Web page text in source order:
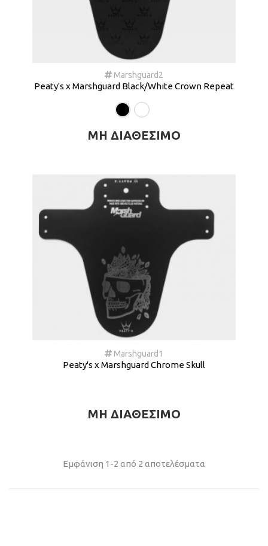
Marshguard2
Peaty's x Marshguard Black/White Crown Repeat
ΜΗ ΔΙΑΘΈΣΙΜΟ
Marshguard1
Peaty's x Marshguard Chrome Skull
ΜΗ ΔΙΑΘΈΣΙΜΟ
Εμφάνιση 1-2 από 2 αποτελέσματα